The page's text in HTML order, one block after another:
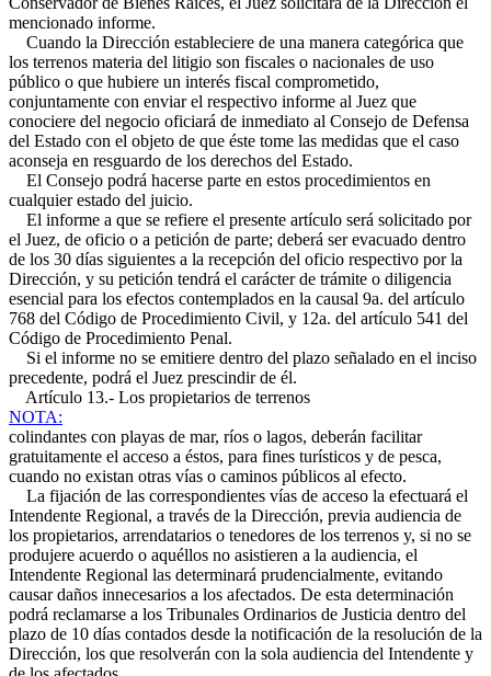
mencionado informe.
Cuando la Dirección estableciere de una manera categórica que
los terrenos materia del litigio son fiscales o nacionales de uso
público o que hubiere un interés fiscal comprometido,
conjuntamente con enviar el respectivo informe al Juez que
conociere del negocio oficiará de inmediato al Consejo de Defensa
del Estado con el objeto de que éste tome las medidas que el caso
aconseja en resguardo de los derechos del Estado.
El Consejo podrá hacerse parte en estos procedimientos en
cualquier estado del juicio.
El informe a que se refiere el presente artículo será solicitado por
el Juez, de oficio o a petición de parte; deberá ser evacuado dentro
de los 30 días siguientes a la recepción del oficio respectivo por la
Dirección, y su petición tendrá el carácter de trámite o diligencia
esencial para los efectos contemplados en la causal 9a. del artículo
768 del Código de Procedimiento Civil, y 12a. del artículo 541 del
Código de Procedimiento Penal.
Si el informe no se emitiere dentro del plazo señalado en el inciso
precedente, podrá el Juez prescindir de él.
Artículo 13.- Los propietarios de terrenos
NOTA:
colindantes con playas de mar, ríos o lagos, deberán facilitar
gratuitamente el acceso a éstos, para fines turísticos y de pesca,
cuando no existan otras vías o caminos públicos al efecto.
La fijación de las correspondientes vías de acceso la efectuará el
Intendente Regional, a través de la Dirección, previa audiencia de
los propietarios, arrendatarios o tenedores de los terrenos y, si no se
produjere acuerdo o aquéllos no asistieren a la audiencia, el
Intendente Regional las determinará prudencialmente, evitando
causar daños innecesarios a los afectados. De esta determinación
podrá reclamarse a los Tribunales Ordinarios de Justicia dentro del
plazo de 10 días contados desde la notificación de la resolución de la
Dirección, los que resolverán con la sola audiencia del Intendente y